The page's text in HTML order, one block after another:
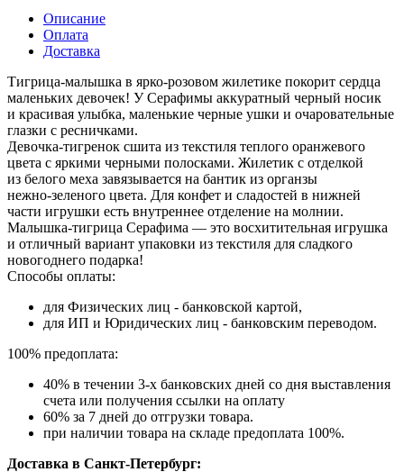
Описание
Оплата
Доставка
Тигрица‑малышка в ярко‑розовом жилетике покорит сердца
маленьких девочек! У Серафимы аккуратный черный носик
и красивая улыбка, маленькие черные ушки и очаровательные
глазки с ресничками.
Девочка‑тигренок сшита из текстиля теплого оранжевого
цвета с яркими черными полосками. Жилетик с отделкой
из белого меха завязывается на бантик из органзы
нежно‑зеленого цвета. Для конфет и сладостей в нижней
части игрушки есть внутреннее отделение на молнии.
Малышка‑тигрица Серафима — это восхитительная игрушка
и отличный вариант упаковки из текстиля для сладкого
новогоднего подарка!
Способы оплаты:
для Физических лиц - банковской картой,
для ИП и Юридических лиц - банковским переводом.
100% предоплата:
40% в течении 3-х банковских дней со дня выставления
счета или получения ссылки на оплату
60% за 7 дней до отгрузки товара.
при наличии товара на складе предоплата 100%.
Доставка в Санкт-Петербург: